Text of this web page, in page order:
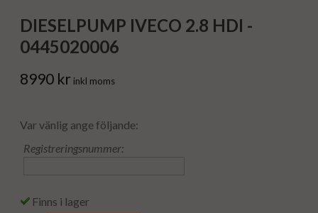
DIESELPUMP IVECO 2.8 HDI -
0445020006
8990 kr inkl moms
Var vänlig ange följande:
Registreringsnummer:
Finns i lager